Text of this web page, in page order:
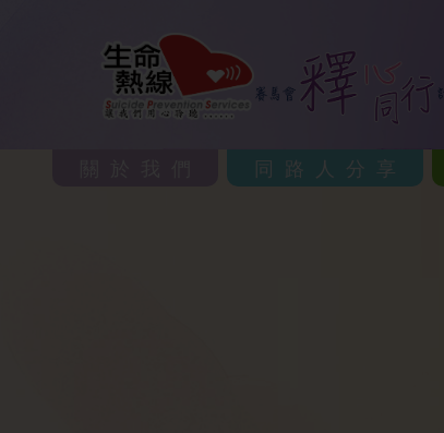
同路人分享